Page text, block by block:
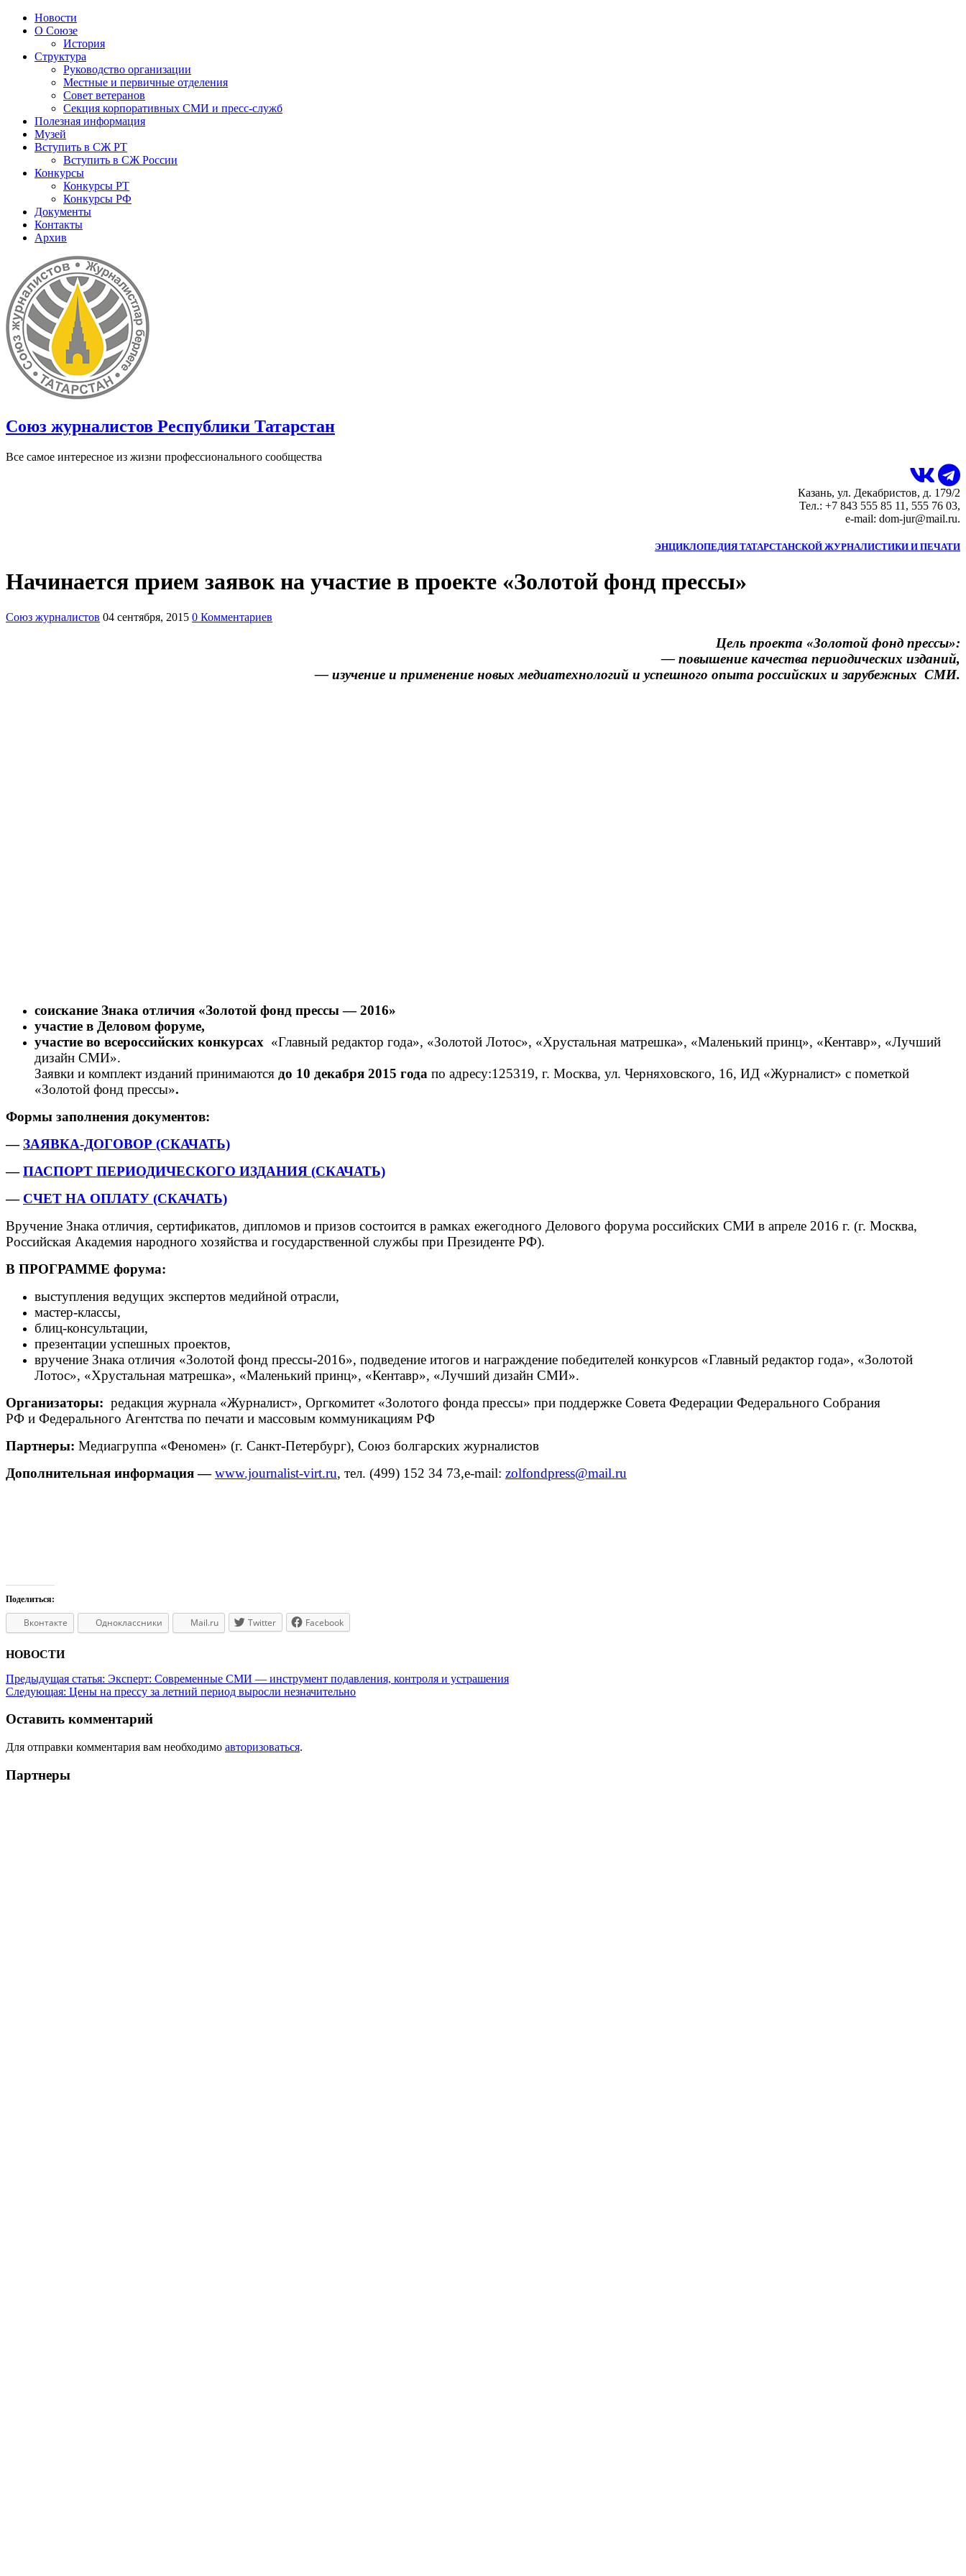
Новости
О Союзе
История
Структура
Руководство организации
Местные и первичные отделения
Совет ветеранов
Секция корпоративных СМИ и пресс-служб
Полезная информация
Музей
Вступить в СЖ РТ
Вступить в СЖ России
Конкурсы
Конкурсы РТ
Конкурсы РФ
Документы
Контакты
Архив
Союз журналистов Республики Татарстан
Все самое интересное из жизни профессионального сообщества
Казань, ул. Декабристов, д. 179/2
Тел.: +7 843 555 85 11, 555 76 03,
e-mail: dom-jur@mail.ru.
ЭНЦИКЛОПЕДИЯ ТАТАРСТАНСКОЙ ЖУРНАЛИСТИКИ И ПЕЧАТИ
Начинается прием заявок на участие в проекте «Золотой фонд прессы»
Союз журналистов 04 сентября, 2015 0 Комментариев
Цель проекта «Золотой фонд прессы»:
— повышение качества периодических изданий,
— изучение и применение новых медиатехнологий и успешного опыта российских и зарубежных СМИ.
соискание Знака отличия «Золотой фонд прессы — 2016»
участие в Деловом форуме,
участие во всероссийских конкурсах «Главный редактор года», «Золотой Лотос», «Хрустальная матрешка», «Маленький принц», «Кентавр», «Лучший
дизайн СМИ».
Заявки и комплект изданий принимаются до 10 декабря 2015 года по адресу:125319, г. Москва, ул. Черняховского, 16, ИД «Журналист» с пометкой
«Золотой фонд прессы».
Формы заполнения документов:
—ЗАЯВКА-ДОГОВОР (СКАЧАТЬ)
—ПАСПОРТ ПЕРИОДИЧЕСКОГО ИЗДАНИЯ (СКАЧАТЬ)
— СЧЕТ НА ОПЛАТУ (СКАЧАТЬ)
Вручение Знака отличия, сертификатов, дипломов и призов состоится в рамках ежегодного Делового форума российских СМИ в апреле 2016 г. (г. Москва,
Российская Академия народного хозяйства и государственной службы при Президенте РФ).
В ПРОГРАММЕ форума:
выступления ведущих экспертов медийной отрасли,
мастер-классы,
блиц-консультации,
презентации успешных проектов,
вручение Знака отличия «Золотой фонд прессы-2016», подведение итогов и награждение победителей конкурсов «Главный редактор года», «Золотой
Лотос», «Хрустальная матрешка», «Маленький принц», «Кентавр», «Лучший дизайн СМИ».
Организаторы: редакция журнала «Журналист», Оргкомитет «Золотого фонда прессы» при поддержке Совета Федерации Федерального Собрания
РФ и Федерального Агентства по печати и массовым коммуникациям РФ
Партнеры: Медиагруппа «Феномен» (г. Санкт-Петербург), Союз болгарских журналистов
Дополнительная информация —www.journalist-virt.ru, тел. (499) 152 34 73,e-mail: zolfondpress@mail.ru
Поделиться:
Вконтакте Одноклассники Mail.ru Twitter Facebook
НОВОСТИ
Предыдущая статья: Эксперт: Современные СМИ — инструмент подавления, контроля и устрашения
Следующая: Цены на прессу за летний период выросли незначительно
Оставить комментарий
Для отправки комментария вам необходимо авторизоваться.
Партнеры